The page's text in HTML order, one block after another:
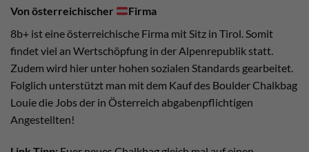
Von österreichischer
Firma
8b+ ist eine österreichische Firma mit Sitz in Tirol. Somit
findet viel an Wertschöpfung in der Alpenrepublik statt.
Zudem wird hier unter hohen sozialen Standards gearbeitet.
Folglich unterstützt man mit dem Kauf des Boulder Chalkbag
Louie die Jobs der in Österreich abgabenpflichtigen
Angestellten!